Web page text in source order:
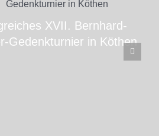
XVII. Bernhard-
Gedenkturnier in Köthen